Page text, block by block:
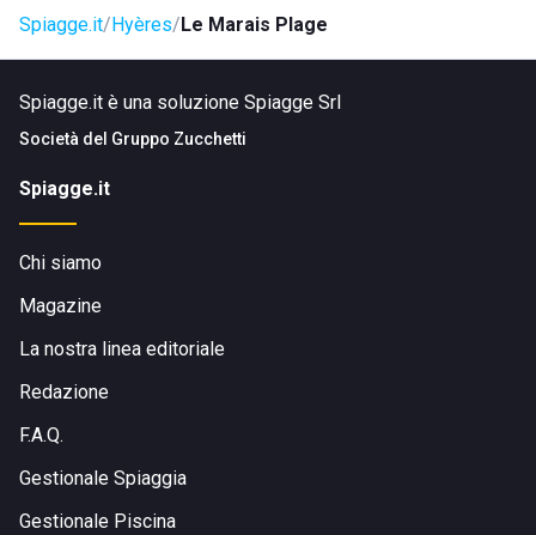
Spiagge.it Hyères Le Marais Plage
Spiagge.it è una soluzione Spiagge Srl
Società del Gruppo Zucchetti
Spiagge.it
Chi siamo
Magazine
La nostra linea editoriale
Redazione
F.A.Q.
Gestionale Spiaggia
Gestionale Piscina